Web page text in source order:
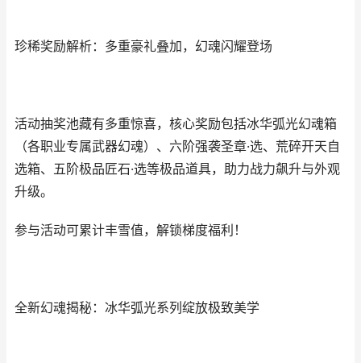
珍稀奖励解析：多重豪礼叠加，幻魂闪耀登场
活动抽奖池藏有多重惊喜，核心奖励包括冰华弧光幻魂箱
（各职业专属武器幻魂）、六阶强袭圣章·选、荒碎开天自
选箱、五阶极品匠石·选等极品道具，助力战力飙升与外观
升级。
参与活动可累计丰雪值，解锁梯度福利！
全新幻魂揭秘：冰华弧光系列绽放极致美学